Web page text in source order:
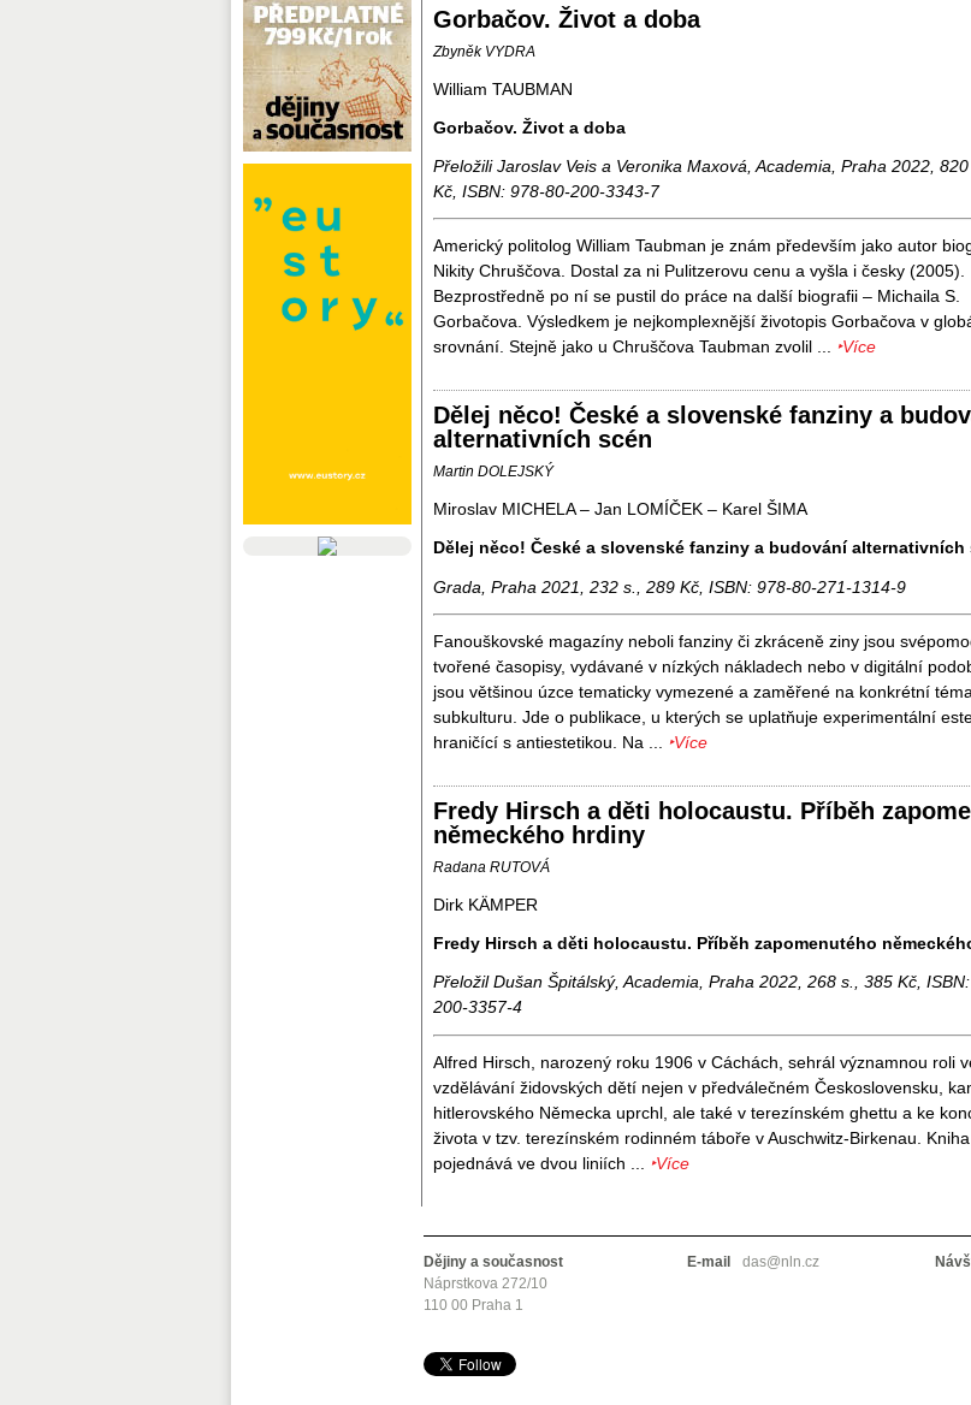
Gorbačov. Život a doba
Zbyněk VYDRA
William TAUBMAN
Gorbačov. Život a doba
Přeložili Jaroslav Veis a Veronika Maxová, Academia, Praha 2022,
Kč, ISBN: 978-80-200-3343-7
Americký politolog William Taubman je znám především jako autor
Nikity Chruščova. Dostal za ni Pulitzerovu cenu a vyšla i česky (2005).
Bezprostředně po ní se pustil do práce na další biografii – Michaila S.
Gorbačova. Výsledkem je nejkomplexnější životopis Gorbačova v
srovnání. Stejně jako u Chruščova Taubman zvolil ... ‣Více
Dělej něco! České a slovenské fanziny a
alternativních scén
Martin DOLEJSKÝ
Miroslav MICHELA – Jan LOMÍČEK – Karel ŠIMA
Dělej něco! České a slovenské fanziny a budování alternativních
Grada, Praha 2021, 232 s., 289 Kč, ISBN: 978-80-271-1314-9
Fanouškovské magazíny neboli fanziny či zkráceně ziny jsou
tvořené časopisy, vydávané v nízkých nákladech nebo v digitální
jsou většinou úzce tematicky vymezené a zaměřené na konkrétní
subkulturu. Jde o publikace, u kterých se uplatňuje experimentální
hraničící s antiestetikou. Na ...
‣Více
Fredy Hirsch a děti holocaustu. Příběh
německého hrdiny
Radana RUTOVÁ
Dirk KÄMPER
Fredy Hirsch a děti holocaustu. Příběh zapomenutého
Přeložil Dušan Špitálský, Academia, Praha 2022, 268 s., 385 Kč,
200-3357-4
Alfred Hirsch, narozený roku 1906 v Cáchách, sehrál významnou roli
vzdělávání židovských dětí nejen v předválečném Československu,
hitlerovského Německa uprchl, ale také v terezínském ghettu a ke
života v tzv. terezínském rodinném táboře v Auschwitz-Birkenau.
pojednává ve dvou liniích ...
‣Více
Dějiny a současnost
Náprstkova 272/10
110 00 Praha 1
E-mail das@nln.cz